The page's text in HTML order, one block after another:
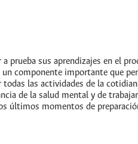
prueba sus aprendizajes en el
componente importante que
las actividades de la
de la salud mental y de
últimos momentos de